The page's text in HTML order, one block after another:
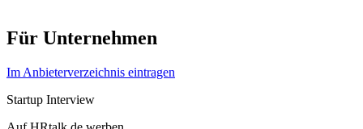
Für Unternehmen
Im Anbieterverzeichnis eintragen
Startup Interview